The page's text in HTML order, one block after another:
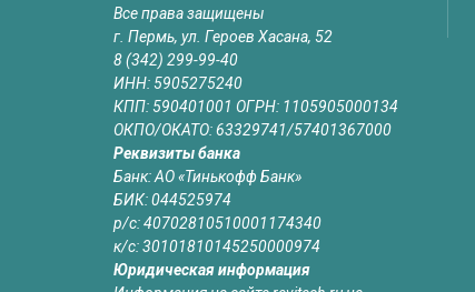
Все права защищены
г. Пермь, ул. Героев Хасана, 52
8 (342) 299-99-40
ИНН: 5905275240
КПП: 590401001 ОГРН: 1105905000134
ОКПО/ОКАТО: 63329741/57401367000
Реквизиты банка
Банк: АО «Тинькофф Банк»
БИК: 044525974
р/с: 40702810510001174340
к/с: 30101810145250000974
Юридическая информация